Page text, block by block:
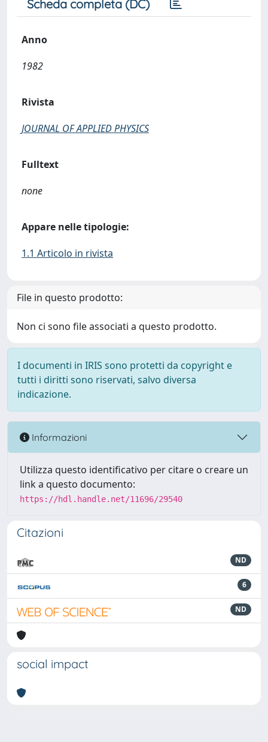
Scheda completa (DC)
Anno
1982
Rivista
JOURNAL OF APPLIED PHYSICS
Fulltext
none
Appare nelle tipologie:
1.1 Articolo in rivista
File in questo prodotto:
Non ci sono file associati a questo prodotto.
I documenti in IRIS sono protetti da copyright e
tutti i diritti sono riservati, salvo diversa
indicazione.
Informazioni
Utilizza questo identificativo per citare o creare un
link a questo documento:
https://hdl.handle.net/11696/29540
Citazioni
ND
6
ND
social impact